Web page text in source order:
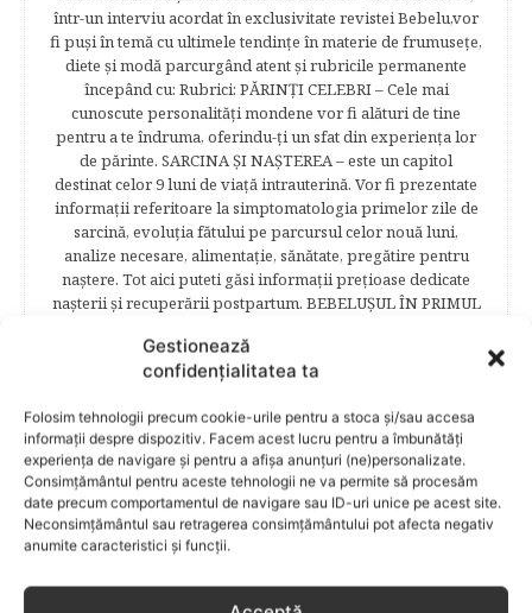
Gestionează
confidențialitatea ta
Folosim tehnologii precum cookie-urile pentru a stoca și/sau accesa
informații despre dispozitiv. Facem acest lucru pentru a îmbunătăți
experiența de navigare și pentru a afișa anunțuri (ne)personalizate.
Consimțământul pentru aceste tehnologii ne va permite să procesăm
date precum comportamentul de navigare sau ID-uri unice pe acest site.
Neconsimțământul sau retragerea consimțământului pot afecta negativ
anumite caracteristici și funcții.
într-un interviu acordat în exclusivitate revistei Bebelu,vor
fi puşi în temă cu ultimele tendinţe în materie de frumuseţe,
diete şi modă parcurgând atent şi rubricile permanente
începând cu: Rubrici: PĂRINŢI CELEBRI – Cele mai
cunoscute personalităţi mondene vor fi alături de tine
pentru a te îndruma, oferindu-ţi un sfat din experienţa lor
de părinte. SARCINA ŞI NAŞTEREA – este un capitol
destinat celor 9 luni de viaţă intrauterină. Vor fi prezentate
informaţii referitoare la simptomatologia primelor zile de
sarcină, evoluţia fătului pe parcursul celor nouă luni,
analize necesare, alimentaţie, sănătate, pregătire pentru
naştere. Tot aici puteti găsi informaţii preţioase dedicate
naşterii şi recuperării postpartum. BEBELUŞUL ÎN PRIMUL
Alăptarea, scorul Apgar, îngrijirea bontului ombilical,
prima băiţă, diversificarea sunt doar câteva dintre cele mai
dedicat creşterii şi îngrijirii copilului din primul an şi până
la vârsta şcolară. Mămicile vor reuşi să afle cum anume să
se descurce cu propriul copil, cum să îl îngrijească în aşa fel
încât să crească perfect sănătos. EDUCAŢIE – este un capitol
captivant în care poţi afla cum să îţi educi copilul în aşa fel
încât să poţi obţine performanţe şcolare sigure. FAMILIA –
întreagă de sfaturi eficiente. COPII TALENTAŢI – este un